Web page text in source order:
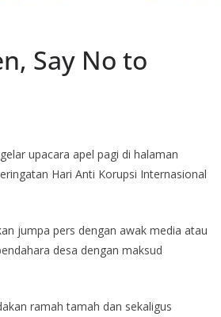
Say No to
upacara apel pagi di halaman
Hari Anti Korupsi Internasional
jumpa pers dengan awak media atau
desa dengan maksud
ramah tamah dan sekaligus